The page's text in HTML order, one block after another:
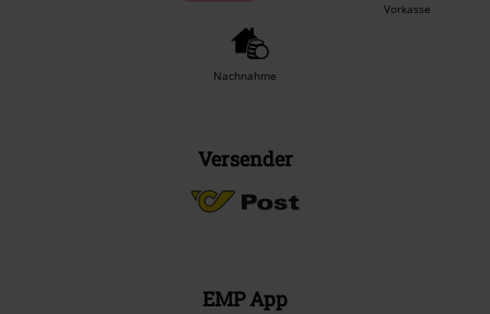
Vorkasse
Nachnahme
Versender
EMP App